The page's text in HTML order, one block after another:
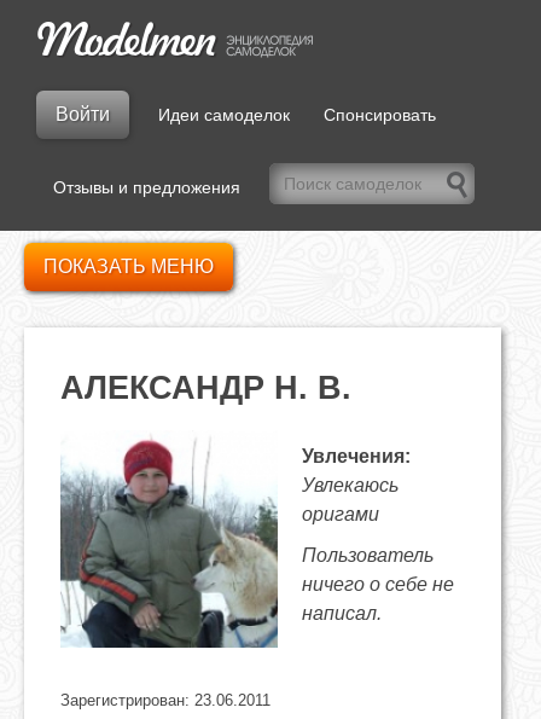
Войти Идеи самоделок Спонсировать
Отзывы и предложения
АЛЕКСАНДР Н. В.
Зарегистрирован: 23.06.2011
Увлечения:
Увлекаюсь
оригами
Пользователь
ничего о себе не
написал.
ПОКАЗАТЬ МЕНЮ